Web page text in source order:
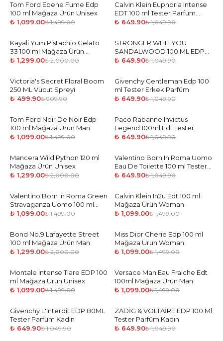
-27%
Tom Ford Ebene Fume Edp
100 ml Mağaza Ürün Unisex
₺ 1,099.00₺ 1,499.00
-38 %
Calvin Klein Euphoria Intense
EDT 100 ml Tester Parfüm
Erkek
₺ 649.90₺ 1,049.90
-35%
Kayali Yum Pistachio Gelato
33 100 ml Mağaza Ürün
Woman
₺ 1,299.00₺ 2,000.00
-38%
STRONGER WITH YOU
SANDALWOOD 100 ML EDP
Tester Parfüm Erkek
₺ 649.90₺ 1,049.90
-45%
Victoria's Secret Floral Boom
250 ML Vücut Spreyi
₺ 499.90₺ 909.90
-38%
Givenchy Gentleman Edp 100
ml Tester Erkek Parfüm
₺ 649.90₺ 1,049.90
-27%
Tom Ford Noir De Noir Edp
100 ml Mağaza Ürün Man
₺ 1,099.00₺ 1,499.00
-38 %
Paco Rabanne Invictus
Legend 100ml Edt Tester
Parfüm Erkek
₺ 649.90₺ 1,049.90
-35%
Mancera Wild Python 120 ml
Mağaza Ürün Unisex
₺ 1,299.00₺ 2,000.00
-38%
Valentino Born In Roma Uomo
Eau De Toilette 100 ml Tester
Parfüm Erkek
₺ 649.90₺ 1,049.90
-27%
Valentino Born In Roma Green
Stravaganza Uomo 100 ml
Mağaza Ürün Man
₺ 1,099.00₺ 1,499.00
-27%
Calvin Klein In2u Edt 100 ml
Mağaza Ürün Woman
₺ 1,099.00₺ 1,499.00
-35 %
Bond No.9 Lafayette Street
100 ml Mağaza Ürün Man
₺ 1,299.00₺ 2,000.00
-27%
Miss Dior Cherie Edp 100 ml
Mağaza Ürün Woman
₺ 1,099.00₺ 1,499.00
-27%
Montale Intense Tiare EDP 100
ml Mağaza Ürün Unisex
₺ 1,099.00₺ 1,499.00
-27%
Versace Man Eau Fraiche Edt
100ml Mağaza Ürün Man
₺ 1,099.00₺ 1,499.00
-38%
Givenchy L'Interdit EDP 80ML
Tester Parfüm Kadın
₺ 649.90₺ 1,049.90
-38%
ZADİG & VOLTAİRE EDP 100 Ml
Tester Parfüm Kadın
₺ 649.90₺ 1,049.90